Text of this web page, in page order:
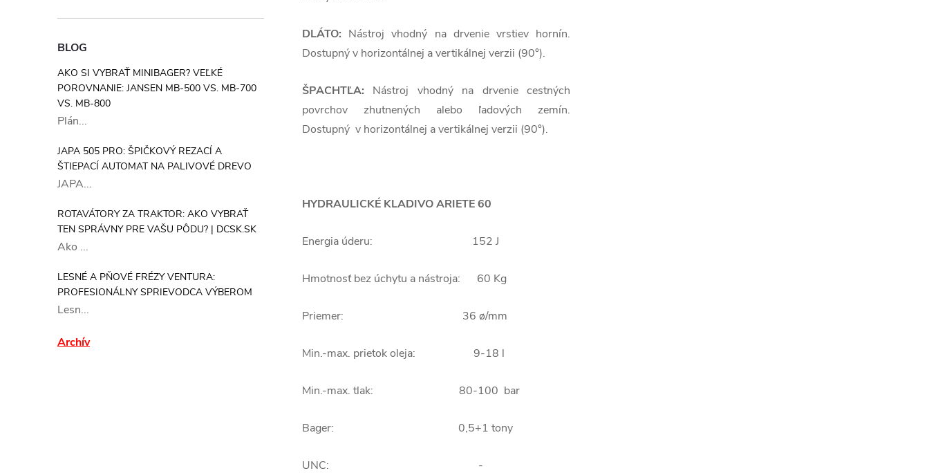
BLOG
AKO SI VYBRAŤ MINIBAGER? VEĽKÉ
POROVNANIE: JANSEN MB-500 VS. MB-700
VS. MB-800
Plán...
JAPA 505 PRO: ŠPIČKOVÝ REZACÍ A
ŠTIEPACÍ AUTOMAT NA PALIVOVÉ DREVO
JAPA...
ROTAVÁTORY ZA TRAKTOR: AKO VYBRAŤ
TEN SPRÁVNY PRE VAŠU PÔDU? | DCSK.SK
Ako ...
LESNÉ A PŇOVÉ FRÉZY VENTURA:
PROFESIONÁLNY SPRIEVODCA VÝBEROM
Lesn...
Archív
DLÁTO: Nástroj vhodný na drvenie vrstiev hornín.
Dostupný v horizontálnej a vertikálnej verzii (90°).
ŠPACHTĽA: Nástroj vhodný na drvenie cestných
povrchov zhutnených alebo ľadových zemín.
Dostupný v horizontálnej a vertikálnej verzii (90°).
HYDRAULICKÉ KLADIVO ARIETE 60
Energia úderu: 152 J
Hmotnosť bez úchytu a nástroja: 60 Kg
Priemer: 36 ø/mm
Min.-max. prietok oleja: 9-18 l
Min.-max. tlak: 80-100 bar
Bager: 0,5+1 tony
UNC: -